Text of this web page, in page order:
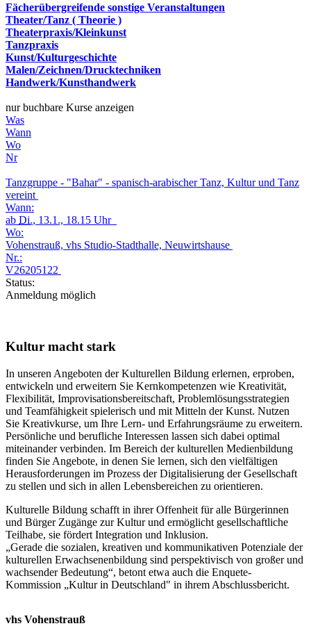
Fächerübergreifende sonstige Veranstaltungen
Theater/Tanz ( Theorie )
Theaterpraxis/Kleinkunst
Tanzpraxis
Kunst/Kulturgeschichte
Malen/Zeichnen/Drucktechniken
Handwerk/Kunsthandwerk
nur buchbare Kurse anzeigen
Was
Wann
Wo
Nr
Tanzgruppe - "Bahar" - spanisch-arabischer Tanz, Kultur und Tanz
vereint
Wann:
ab Di., 13.1., 18.15 Uhr
Wo:
Vohenstrauß, vhs Studio-Stadthalle, Neuwirtshause
Nr.:
V26205122
Status:
Anmeldung möglich
Kultur macht stark
In unseren Angeboten der Kulturellen Bildung erlernen, erproben,
entwickeln und erweitern Sie Kernkompetenzen wie Kreativität,
Flexibilität, Improvisationsbereitschaft, Problemlösungsstrategien
und Teamfähigkeit spielerisch und mit Mitteln der Kunst. Nutzen
Sie Kreativkurse, um Ihre Lern- und Erfahrungsräume zu erweitern.
Persönliche und berufliche Interessen lassen sich dabei optimal
miteinander verbinden. Im Bereich der kulturellen Medienbildung
finden Sie Angebote, in denen Sie lernen, sich den vielfältigen
Herausforderungen im Prozess der Digitalisierung der Gesellschaft
zu stellen und sich in allen Lebensbereichen zu orientieren.
Kulturelle Bildung schafft in ihrer Offenheit für alle Bürgerinnen
und Bürger Zugänge zur Kultur und ermöglicht gesellschaftliche
Teilhabe, sie fördert Integration und Inklusion.
„Gerade die sozialen, kreativen und kommunikativen Potenziale der
kulturellen Erwachsenenbildung sind perspektivisch von großer und
wachsender Bedeutung“, betont etwa auch die Enquete-
Kommission „Kultur in Deutschland" in ihrem Abschlussbericht.
vhs Vohenstrauß